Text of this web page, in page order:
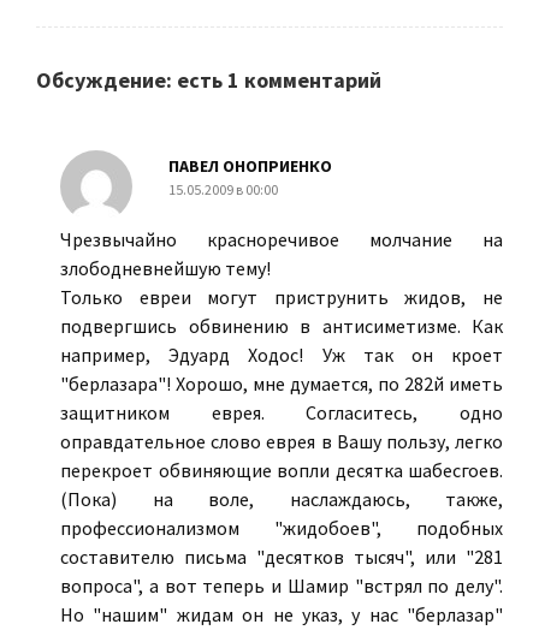
Обсуждение: есть 1 комментарий
ПАВЕЛ ОНОПРИЕНКО
15.05.2009 в 00:00
Чрезвычайно красноречивое молчание на
злободневнейшую тему!
Только евреи могут приструнить жидов, не
подвергшись обвинению в антисиметизме. Как
например, Эдуард Ходос! Уж так он кроет
"берлазара"! Хорошо, мне думается, по 282й иметь
защитником еврея. Согласитесь, одно
оправдательное слово еврея в Вашу пользу, легко
перекроет обвиняющие вопли десятка шабесгоев.
(Пока) на воле, наслаждаюсь, также,
профессионализмом "жидобоев", подобных
составителю письма "десятков тысяч", или "281
вопроса", а вот теперь и Шамир "встрял по делу".
Но "нашим" жидам он не указ, у нас "берлазар"